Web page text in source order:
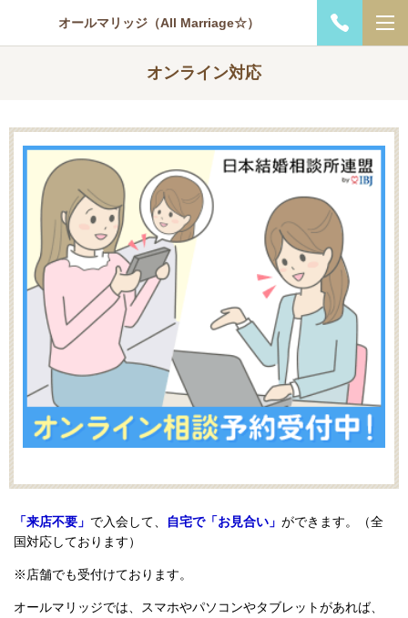
オールマリッジ（All Marriage☆）
オンライン対応
「来店不要」 で入会して、 自宅で「お見合い」 ができます。（全
国対応しております）
※店舗でも受付けております。
オールマリッジでは、スマホやパソコンやタブレットがあれば、